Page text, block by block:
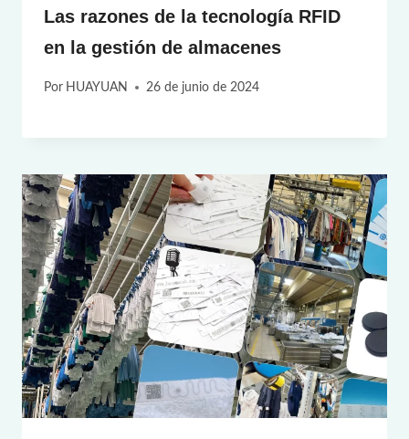
Las razones de la tecnología RFID
en la gestión de almacenes
Por HUAYUAN 26 de junio de 2024